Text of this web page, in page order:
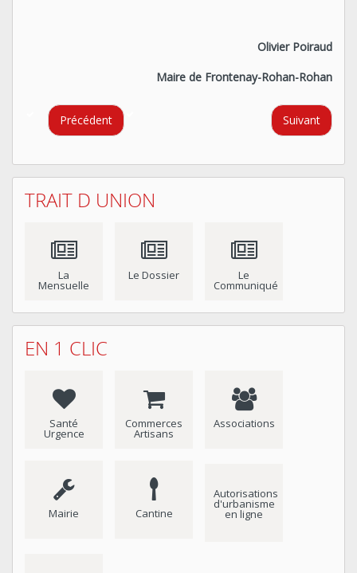
Olivier Poiraud
Maire de Frontenay-Rohan-Rohan
Précédent Suivant
TRAIT D UNION
La
Mensuelle
Le Dossier Le
Communiqué
EN 1 CLIC
Santé
Urgence
Commerces
Artisans
Associations
Mairie Cantine
Autorisations
d'urbanisme
en ligne